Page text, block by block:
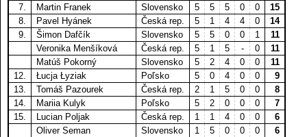
7.
Martin Franek Slovensko 5 5 5 0 0
15
8.
Pavel Hyánek Česká rep. 5 1 4 4 0
14
9.
Šimon Dafčík Slovensko 5 5 0 0 1
11
Veronika Menšíková
Česká rep. 5 1 5 - 0
11
Matúš Pokorný
Slovensko 5 2 4 0 0
11
12.
Łucja Łyziak Poľsko 5 0 4 0 0
9
13.
Tomáš Pazourek Česká rep. 2 1 5 0 0
8
14.
Mariia Kulyk Poľsko 5 2 0 0 0
7
15.
Lucian Poljak Česká rep. 1 1 4 0 0
6
Oliver Seman
Slovensko 1 5 0 0 0
6